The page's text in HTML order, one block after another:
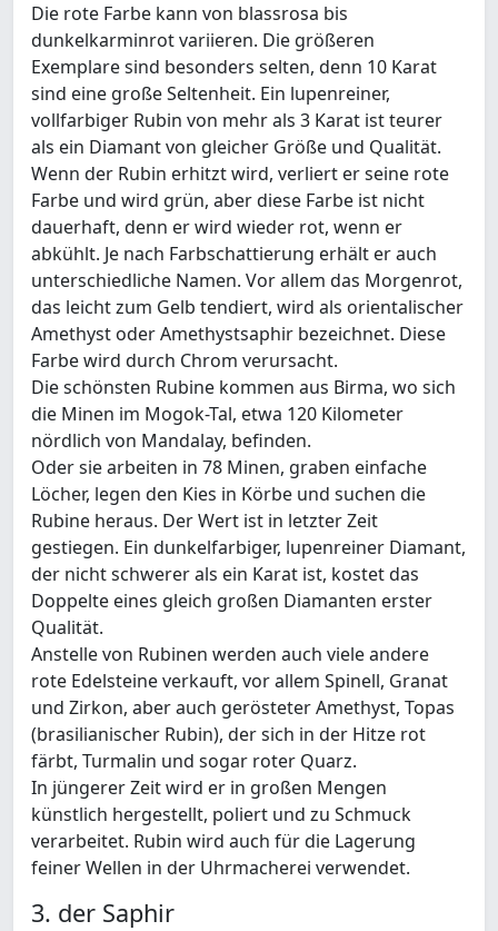
Die rote Farbe kann von blassrosa bis
dunkelkarminrot variieren. Die größeren
Exemplare sind besonders selten, denn 10 Karat
sind eine große Seltenheit. Ein lupenreiner,
vollfarbiger Rubin von mehr als 3 Karat ist teurer
als ein Diamant von gleicher Größe und Qualität.
Wenn der Rubin erhitzt wird, verliert er seine rote
Farbe und wird grün, aber diese Farbe ist nicht
dauerhaft, denn er wird wieder rot, wenn er
abkühlt. Je nach Farbschattierung erhält er auch
unterschiedliche Namen. Vor allem das Morgenrot,
das leicht zum Gelb tendiert, wird als orientalischer
Amethyst oder Amethystsaphir bezeichnet. Diese
Farbe wird durch Chrom verursacht.
Die schönsten Rubine kommen aus Birma, wo sich
die Minen im Mogok-Tal, etwa 120 Kilometer
nördlich von Mandalay, befinden.
Oder sie arbeiten in 78 Minen, graben einfache
Löcher, legen den Kies in Körbe und suchen die
Rubine heraus. Der Wert ist in letzter Zeit
gestiegen. Ein dunkelfarbiger, lupenreiner Diamant,
der nicht schwerer als ein Karat ist, kostet das
Doppelte eines gleich großen Diamanten erster
Qualität.
Anstelle von Rubinen werden auch viele andere
rote Edelsteine verkauft, vor allem Spinell, Granat
und Zirkon, aber auch gerösteter Amethyst, Topas
(brasilianischer Rubin), der sich in der Hitze rot
färbt, Turmalin und sogar roter Quarz.
In jüngerer Zeit wird er in großen Mengen
künstlich hergestellt, poliert und zu Schmuck
verarbeitet. Rubin wird auch für die Lagerung
feiner Wellen in der Uhrmacherei verwendet.
3. der Saphir